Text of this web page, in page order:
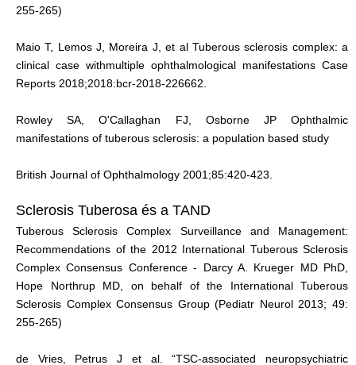
255-265)
Maio T, Lemos J, Moreira J, et al Tuberous sclerosis complex: a
clinical case withmultiple ophthalmological manifestations Case
Reports 2018;2018:bcr-2018-226662.
Rowley SA, O'Callaghan FJ, Osborne JP Ophthalmic
manifestations of tuberous sclerosis: a population based study
British Journal of Ophthalmology 2001;85:420-423.
Sclerosis Tuberosa és a TAND
Tuberous Sclerosis Complex Surveillance and Management:
Recommendations of the 2012 International Tuberous Sclerosis
Complex Consensus Conference - Darcy A. Krueger MD PhD,
Hope Northrup MD, on behalf of the International Tuberous
Sclerosis Complex Consensus Group (Pediatr Neurol 2013; 49:
255-265)
de Vries, Petrus J et al. “TSC-associated neuropsychiatric